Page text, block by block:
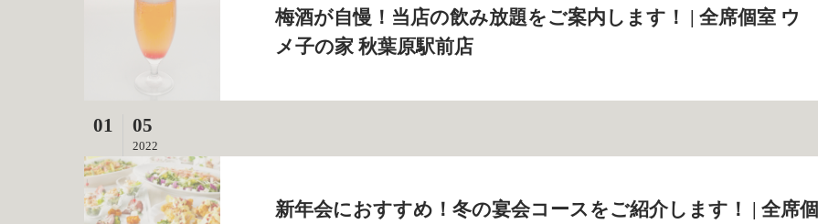
梅酒が自慢！当店の飲み放題をご案内します！ | 全席個室 ウ
メ子の家 秋葉原駅前店
01 05
2022
新年会におすすめ！冬の宴会コースをご紹介します！ | 全席個